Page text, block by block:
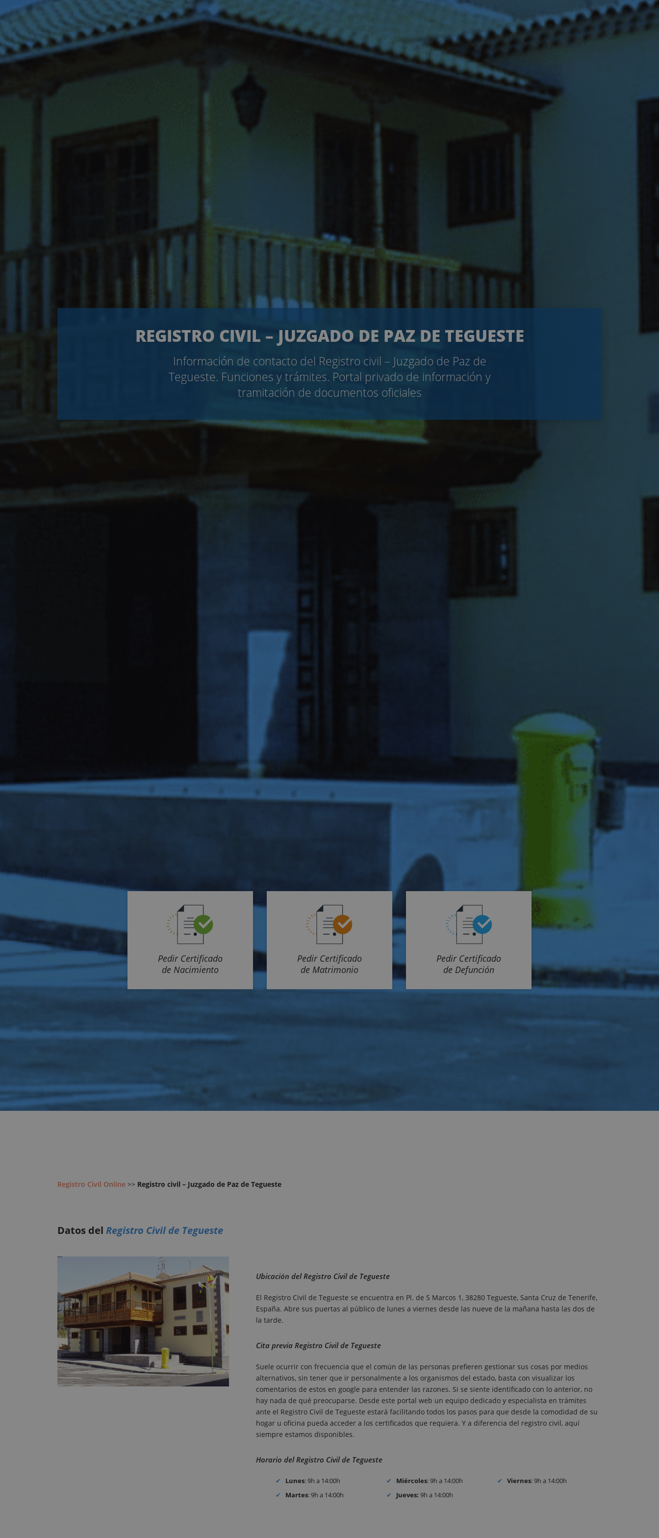
REGISTRO CIVIL – JUZGADO DE PAZ DE TEGUESTE
Información de contacto del Registro civil – Juzgado de Paz de
Tegueste. Funciones y trámites. Portal privado de información y
tramitación de documentos oficiales
Pedir Certificado
de Nacimiento
Pedir Certificado
de Matrimonio
Pedir Certificado
de Defunción
Registro Civil Online >> Registro civil – Juzgado de Paz de Tegueste
Datos del Registro Civil de Tegueste
Ubicación del Registro Civil de Tegueste
El Registro Civil de Tegueste se encuentra en Pl. de S Marcos 1, 38280 Tegueste, Santa Cruz de Tenerife,
España. Abre sus puertas al público de lunes a viernes desde las nueve de la mañana hasta las dos de
la tarde.
Cita previa Registro Civil de Tegueste
Suele ocurrir con frecuencia que el común de las personas prefieren gestionar sus cosas por medios
alternativos, sin tener que ir personalmente a los organismos del estado, basta con visualizar los
comentarios de estos en google para entender las razones. Si se siente identificado con lo anterior, no
hay nada de qué preocuparse. Desde este portal web un equipo dedicado y especialista en trámites
ante el Registro Civil de Tegueste estará facilitando todos los pasos para que desde la comodidad de su
hogar u oficina pueda acceder a los certificados que requiera. Y a diferencia del registro civil, aquí
siempre estamos disponibles.
Horario del Registro Civil de Tegueste
Lunes: 9h a 14:00h
Martes: 9h a 14:00h
Miércoles: 9h a 14:00h
Jueves: 9h a 14:00h
Viernes: 9h a 14:00h